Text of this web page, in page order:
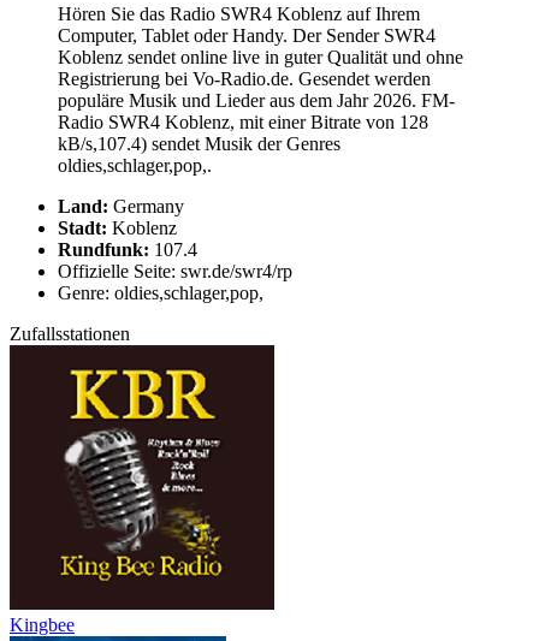
Hören Sie das Radio SWR4 Koblenz auf Ihrem
Computer, Tablet oder Handy. Der Sender SWR4
Koblenz sendet online live in guter Qualität und ohne
Registrierung bei Vo-Radio.de. Gesendet werden
populäre Musik und Lieder aus dem Jahr 2026. FM-
Radio SWR4 Koblenz, mit einer Bitrate von 128
kB/s,107.4) sendet Musik der Genres
oldies,schlager,pop,.
Land: Germany
Stadt: Koblenz
Rundfunk: 107.4
Offizielle Seite: swr.de/swr4/rp
Genre: oldies,schlager,pop,
Zufallsstationen
Kingbee